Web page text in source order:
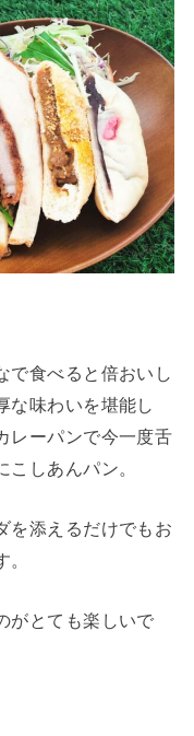
食べると倍おいし
味わいを堪能し
レーパンで今一度舌
しあんパン。
を添えるだけでもお
がとても楽しいで